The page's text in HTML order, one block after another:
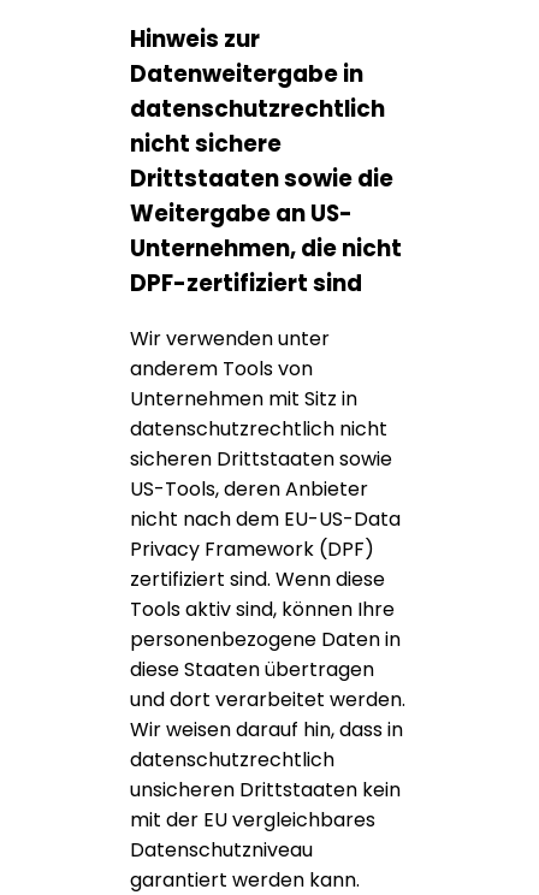
Hinweis zur
Datenweitergabe in
datenschutzrechtlich
nicht sichere
Drittstaaten sowie die
Weitergabe an US-
Unternehmen, die nicht
DPF-zertifiziert sind
Wir verwenden unter
anderem Tools von
Unternehmen mit Sitz in
datenschutzrechtlich nicht
sicheren Drittstaaten sowie
US-Tools, deren Anbieter
nicht nach dem EU-US-Data
Privacy Framework (DPF)
zertifiziert sind. Wenn diese
Tools aktiv sind, können Ihre
personenbezogene Daten in
diese Staaten übertragen
und dort verarbeitet werden.
Wir weisen darauf hin, dass in
datenschutzrechtlich
unsicheren Drittstaaten kein
mit der EU vergleichbares
Datenschutzniveau
garantiert werden kann.